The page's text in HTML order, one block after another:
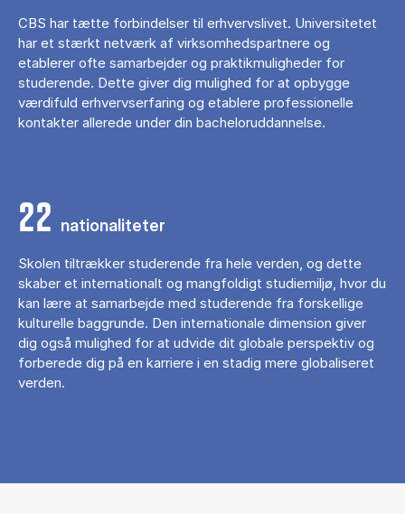
CBS har tætte forbindelser til erhvervslivet. Universitetet
har et stærkt netværk af virksomhedspartnere og
etablerer ofte samarbejder og praktikmuligheder for
studerende. Dette giver dig mulighed for at opbygge
værdifuld erhvervserfaring og etablere professionelle
kontakter allerede under din bacheloruddannelse.
22 nationaliteter
Skolen tiltrækker studerende fra hele verden, og dette
skaber et internationalt og mangfoldigt studiemiljø, hvor du
kan lære at samarbejde med studerende fra forskellige
kulturelle baggrunde. Den internationale dimension giver
dig også mulighed for at udvide dit globale perspektiv og
forberede dig på en karriere i en stadig mere globaliseret
verden.